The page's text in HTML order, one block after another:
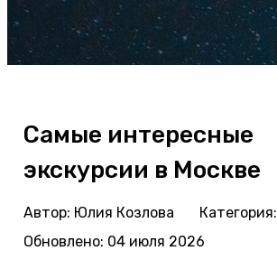
Самые интересные
экскурсии в Москве
Автор: Юлия Козлова Категория:
Обновлено: 04 июля 2026